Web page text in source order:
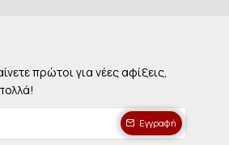
πρώτοι για νέες αφίξεις,
Εγγραφή